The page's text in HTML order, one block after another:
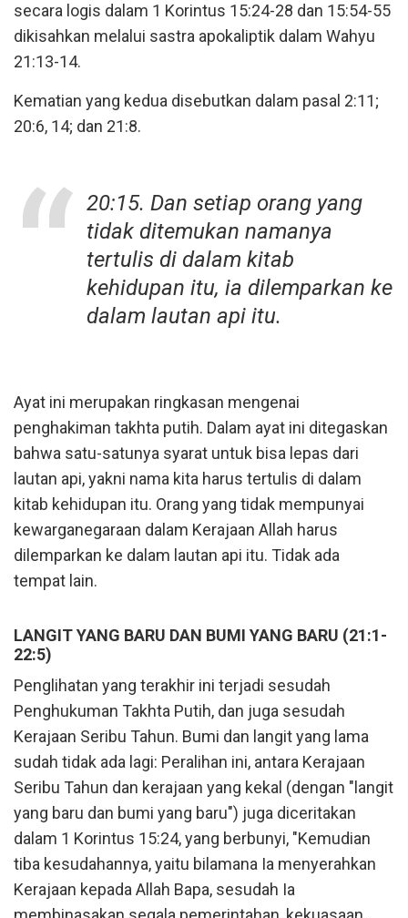
secara logis dalam 1 Korintus 15:24-28 dan 15:54-55
dikisahkan melalui sastra apokaliptik dalam Wahyu
21:13-14.
Kematian yang kedua disebutkan dalam pasal 2:11;
20:6, 14; dan 21:8.
20:15. Dan setiap orang yang
tidak ditemukan namanya
tertulis di dalam kitab
kehidupan itu, ia dilemparkan ke
dalam lautan api itu.
Ayat ini merupakan ringkasan mengenai
penghakiman takhta putih. Dalam ayat ini ditegaskan
bahwa satu-satunya syarat untuk bisa lepas dari
lautan api, yakni nama kita harus tertulis di dalam
kitab kehidupan itu. Orang yang tidak mempunyai
kewarganegaraan dalam Kerajaan Allah harus
dilemparkan ke dalam lautan api itu. Tidak ada
tempat lain.
LANGIT YANG BARU DAN BUMI YANG BARU (21:1-
22:5)
Penglihatan yang terakhir ini terjadi sesudah
Penghukuman Takhta Putih, dan juga sesudah
Kerajaan Seribu Tahun. Bumi dan langit yang lama
sudah tidak ada lagi: Peralihan ini, antara Kerajaan
Seribu Tahun dan kerajaan yang kekal (dengan "langit
yang baru dan bumi yang baru") juga diceritakan
dalam 1 Korintus 15:24, yang berbunyi, "Kemudian
tiba kesudahannya, yaitu bilamana Ia menyerahkan
Kerajaan kepada Allah Bapa, sesudah Ia